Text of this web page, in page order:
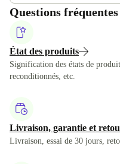
Questions fréquentes
État des produits
Signification des états de
reconditionnés, etc.
Livraison, garantie et
Livraison, essai de 30 jours,